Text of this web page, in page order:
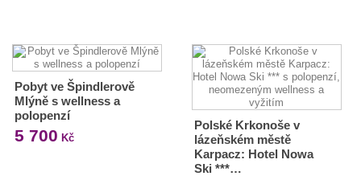
Pobyt ve Špindlerově
Mlýně s wellness a
polopenzí
5 700 Kč
Polské Krkonoše v
lázeňském městě
Karpacz: Hotel Nowa
Ski ***…